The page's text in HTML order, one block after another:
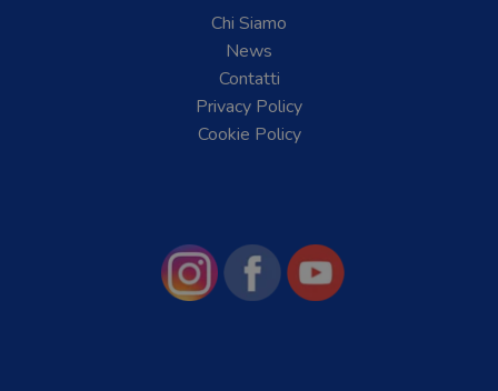
Chi Siamo
News
Contatti
Privacy Policy
Cookie Policy